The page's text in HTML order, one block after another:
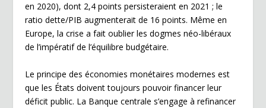
en 2020), dont 2,4 points persisteraient en 2021 ; le
ratio dette/PIB augmenterait de 16 points. Même en
Europe, la crise a fait oublier les dogmes néo-libéraux
de l’impératif de l’équilibre budgétaire.
Le principe des économies monétaires modernes est
que les États doivent toujours pouvoir financer leur
déficit public. La Banque centrale s’engage à refinancer